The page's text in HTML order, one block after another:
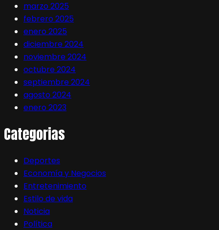
marzo 2025
febrero 2025
enero 2025
diciembre 2024
noviembre 2024
octubre 2024
septiembre 2024
agosto 2024
enero 2023
Categorias
Deportes
Economía y Negocios
Entretenimiento
Estilo de vida
Noticia
Política